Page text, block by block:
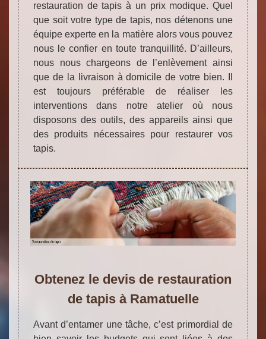
restauration de tapis à un prix modique. Quel
que soit votre type de tapis, nos détenons une
équipe experte en la matière alors vous pouvez
nous le confier en toute tranquillité. D’ailleurs,
nous nous chargeons de l’enlèvement ainsi
que de la livraison à domicile de votre bien. Il
est toujours préférable de réaliser les
interventions dans notre atelier où nous
disposons des outils, des appareils ainsi que
des produits nécessaires pour restaurer vos
tapis.
Obtenez le devis de restauration
de tapis à Ramatuelle
Avant d’entamer une tâche, c’est primordial de